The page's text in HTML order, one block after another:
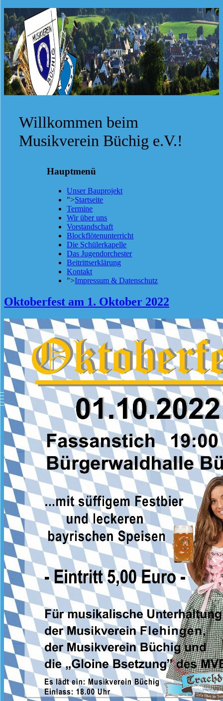
Willkommen beim
Musikverein Büchig e.V.!
Hauptmenü
Unser Bauprojekt
">Startseite
Termine
Wir über uns
Vorstandschaft
Blockflötenunterricht
Die Schülerkapelle
Das Jugendorchester
Beitrittserklärung
Kontakt
">Impressum & Datenschutz
Oktoberfest am 1. Oktober 2022